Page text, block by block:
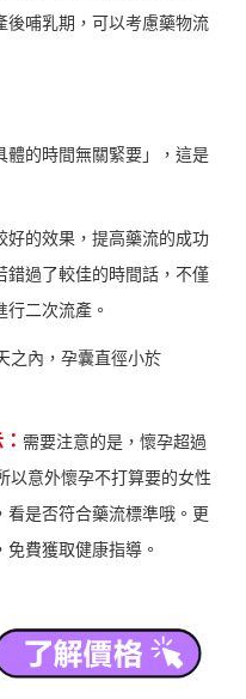
哺乳期，可以考慮藥物流
體的時間無關緊要」，這是
的效果，提高藥流的成功
過了較佳的時間話，不僅
二次流產。
之內，孕囊直徑小於
需要注意的是，懷孕超過
以意外懷孕不打算要的女性
是否符合藥流標準哦。更
費獲取健康指導。